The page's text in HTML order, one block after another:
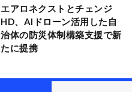
エアロネクストとチェンジ
HD、AIドローン活用した自
治体の防災体制構築支援で新
たに提携